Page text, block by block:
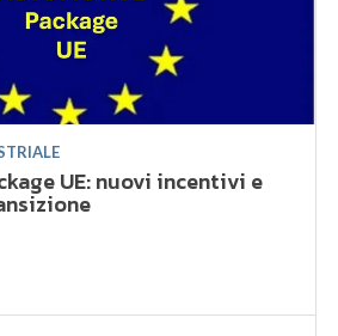
UE: nuovi incentivi e